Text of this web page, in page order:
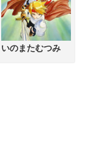
いのまたむつみ